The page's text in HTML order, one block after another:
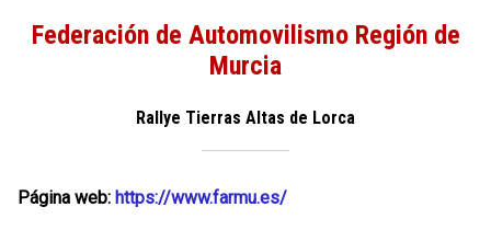
Federación de Automovilismo Región de
Murcia
Rallye Tierras Altas de Lorca
Página web: https://www.farmu.es/